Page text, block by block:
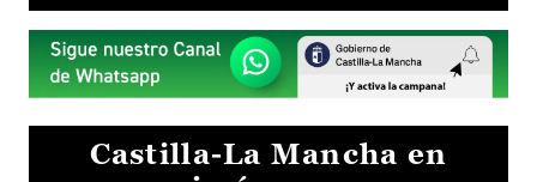
Castilla-La Mancha en